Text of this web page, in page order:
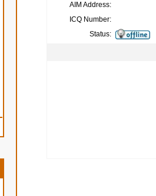
AIM Address:
ICQ Number:
Status: